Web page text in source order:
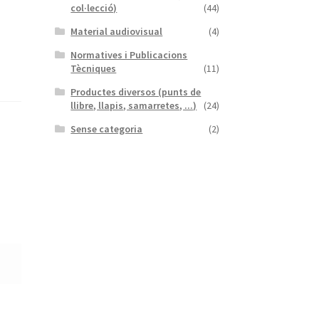
col·lecció)
(44)
Material audiovisual
(4)
Normatives i Publicacions
Tècniques
(11)
Productes diversos (punts de
llibre, llapis, samarretes, ...)
(24)
Sense categoria
(2)